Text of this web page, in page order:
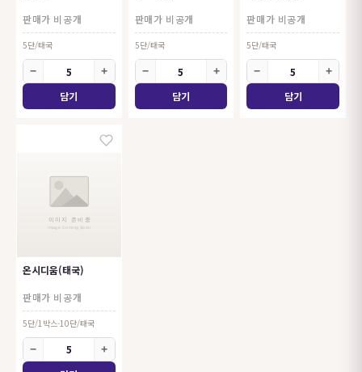
판매가 비공개
5단/태국
− +
판매가 비공개
5단/태국
− +
판매가 비공개
5단/태국
− +
온시디움(태국)
판매가 비공개
5단/1박스-10단/태국
− +